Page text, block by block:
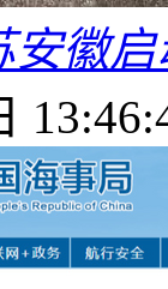
安徽